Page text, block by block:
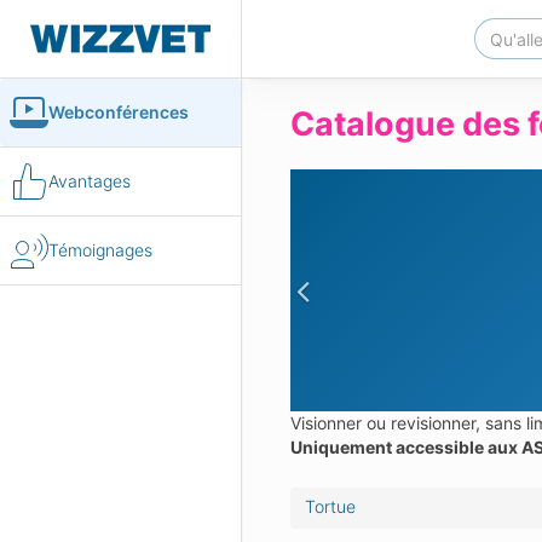
Webconférences
Avantages
Témoignages
Catalogue des
Previous
Visionner ou revisionner, sans
Uniquement accessible aux
Tortue